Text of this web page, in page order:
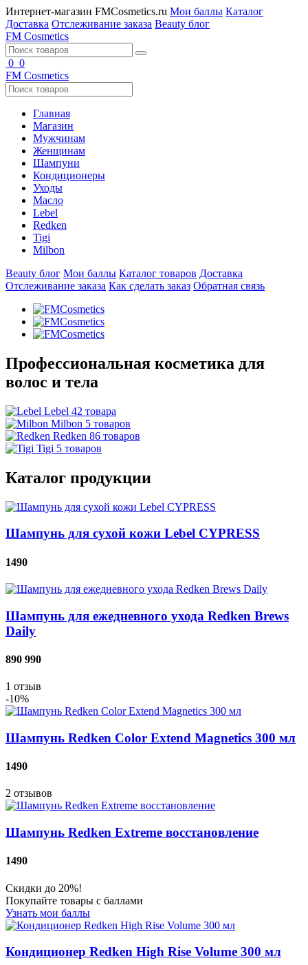
Интернет-магазин FMCosmetics.ru Мои баллы Каталог
Доставка Отслеживание заказа Beauty блог
FM Cosmetics
0 0
FM Cosmetics
Главная
Магазин
Мужчинам
Женщинам
Шампуни
Кондиционеры
Уходы
Масло
Lebel
Redken
Tigi
Milbon
Beauty блог Мои баллы Каталог товаров Доставка
Отслеживание заказа Как сделать заказ Обратная связь
Профессиональная косметика для
волос и тела
Lebel 42 товара
Milbon 5 товаров
Redken 86 товаров
Tigi 5 товаров
Каталог продукции
Шампунь для сухой кожи Lebel CYPRESS
1490
Шампунь для ежедневного ухода Redken Brews
Daily
890 990
1 отзыв
-10%
Шампунь Redken Color Extend Magnetics 300 мл
1490
2 отзывов
Шампунь Redken Extreme восстановление
1490
Скидки до 20%!
Покупайте товары с баллами
Узнать мои баллы
Кондиционер Redken High Rise Volume 300 мл